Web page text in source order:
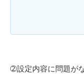
➁設定内容に問題が